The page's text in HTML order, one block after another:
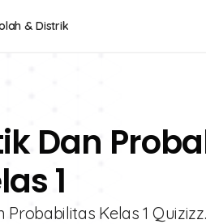
& Distrik
Dan
1
Kelas 1